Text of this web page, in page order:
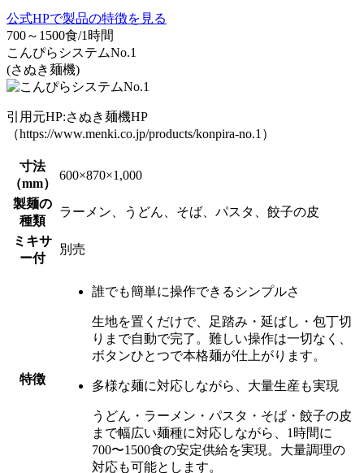
公式HPで製品の特徴を見る
700～1500食/1時間
こんぴらシステムNo.1
(さぬき麺機)
引用元HP:さぬき麺機HP
（https://www.menki.co.jp/products/konpira-no.1）
寸法
（mm）
600×870×1,000
製麺の
種類
ラーメン、うどん、そば、パスタ、餃子の皮
ミキサ
ー付
別売
特徴
誰でも簡単に操作できるシンプルさ
生地を置くだけで、
足踏み・延ばし・包丁切
りまで自動で完了。 難しい操作は一切なく、
ボタンひとつで本格麺が仕上がります。
多様な麺に対応しながら、大量生産も実現
うどん・ラーメン・パスタ・そば・餃子の皮
まで幅広い麺種に対応しながら、 1時間に
700〜1500食の安定供給を実現。 大量調理の
対応も可能とします。